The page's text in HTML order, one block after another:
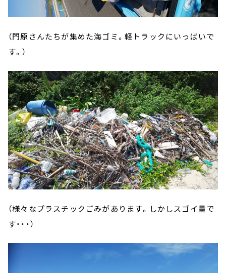
（門原さんたちが集めた海ゴミ。軽トラックにいっぱいで
す。）
（様々なプラスチックごみがあります。しかしスゴイ量で
す・・・）